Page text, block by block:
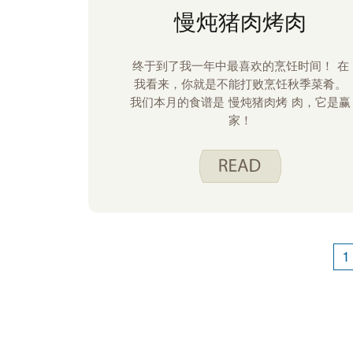
慢炖猪肉烤肉
终于到了我一年中最喜欢的烹饪时间！ 在
我看来，你就是不能打败烹饪秋季菜肴。
我们本月的食谱是 慢炖猪肉烤 肉，它是赢
家！
1